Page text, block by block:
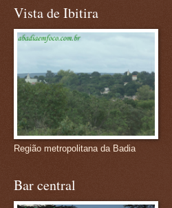
Vista de Ibitira
Região metropolitana da Badia
Bar central